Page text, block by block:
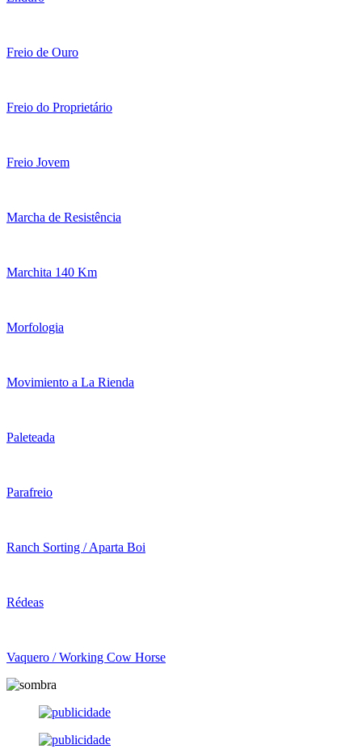
Freio de Ouro
Freio do Proprietário
Freio Jovem
Marcha de Resistência
Marchita 140 Km
Morfologia
Movimiento a La Rienda
Paleteada
Parafreio
Ranch Sorting / Aparta Boi
Rédeas
Vaquero / Working Cow Horse